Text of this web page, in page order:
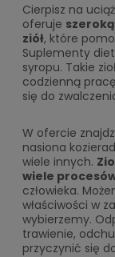
Cierpisz na
oferuje
ziół, które
Suplementy
syropu. Takie
codzienną
się do
W ofercie
nasiona
wiele innych.
wiele
człowieka.
właściwości w
wybierzemy.
trawienie,
przyczynić się